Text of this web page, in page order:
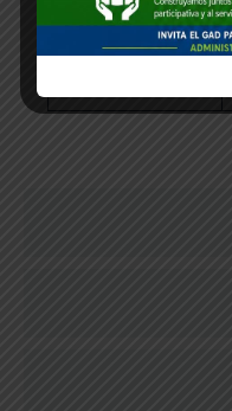
Transparencia